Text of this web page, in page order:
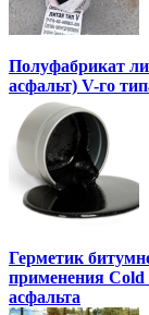
Полуфабрикат
асфальт) V-го
Герметик
применения
асфальта